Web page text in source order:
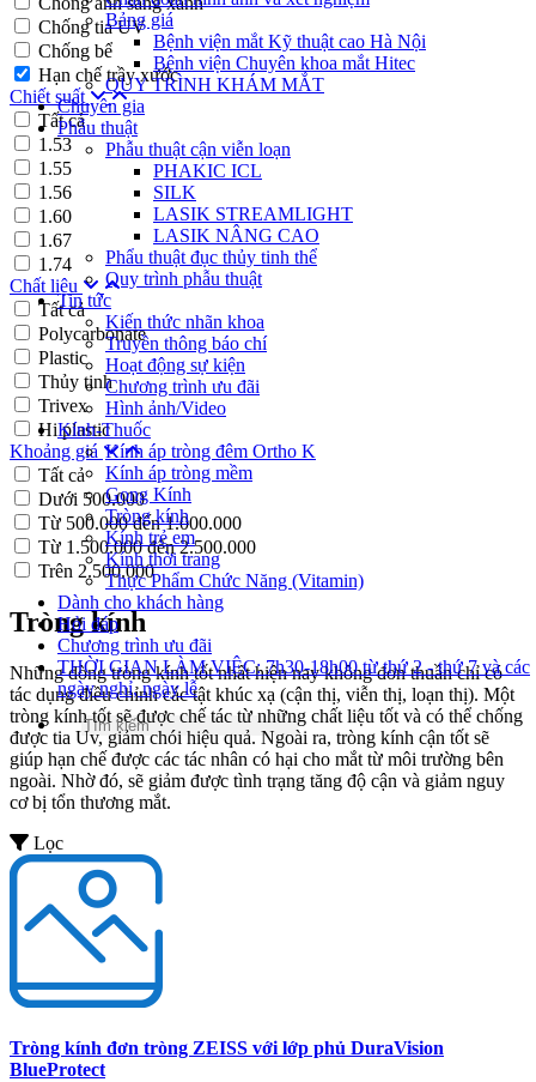
Bảng giá
Bệnh viện mắt Kỹ thuật cao Hà Nội
Bệnh viện Chuyên khoa mắt Hitec
QUY TRÌNH KHÁM MẮT
Chuyên gia
Phẫu thuật
Phẫu thuật cận viễn loạn
PHAKIC ICL
SILK
LASIK STREAMLIGHT
LASIK NÂNG CAO
Phẩu thuật đục thủy tinh thể
Quy trình phẫu thuật
Tin tức
Kiến thức nhãn khoa
Truyền thông báo chí
Hoạt động sự kiện
Chương trình ưu đãi
Hình ảnh/Video
Kính-Thuốc
Kính áp tròng đêm Ortho K
Kính áp tròng mềm
Gọng Kính
Tròng kính
Kính trẻ em
Kính thời trang
Thực Phẩm Chức Năng (Vitamin)
Dành cho khách hàng
Hỏi đáp
Chương trình ưu đãi
THỜI GIAN LÀM VIỆC: 7h30-18h00 từ thứ 2 - thứ 7 và các
ngày nghỉ, ngày lễ
Chống tia UV
Chống bể
Hạn chế trầy xước
Chiết suất
Tất cả
1.53
1.55
1.56
1.60
1.67
1.74
Chất liệu
Tất cả
Polycarbonate
Plastic
Thủy tinh
Trivex
Hi plastic
Khoảng giá
Tất cả
Dưới 500.000
Từ 500.000 đến 1.000.000
Từ 1.500.000 đến 2.500.000
Trên 2.500.000
Tròng kính
Những dòng tròng kính tốt nhất hiện nay không đơn thuần chỉ có
tác dụng điều chỉnh các tật khúc xạ (cận thị, viễn thị, loạn thị). Một
tròng kính tốt sẽ được chế tác từ những chất liệu tốt và có thể chống
được tia Uv, giảm chói hiệu quả. Ngoài ra, tròng kính cận tốt sẽ
giúp hạn chế được các tác nhân có hại cho mắt từ môi trường bên
ngoài. Nhờ đó, sẽ giảm được tình trạng tăng độ cận và giảm nguy
cơ bị tổn thương mắt.
Lọc
Tròng kính đơn tròng ZEISS với lớp phủ DuraVision
BlueProtect